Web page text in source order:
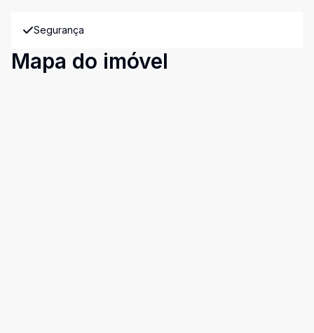
Segurança
Mapa do imóvel